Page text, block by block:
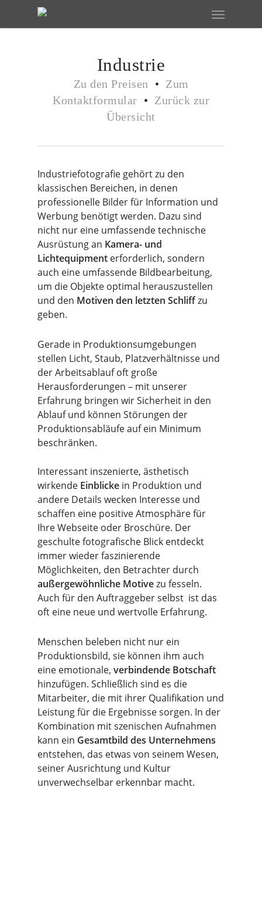
Menu
Industrie
Zu den Preisen • Zum
Kontaktformular • Zurück zur
Übersicht
Industriefotografie gehört zu den
klassischen Bereichen, in denen
professionelle Bilder für Information und
Werbung benötigt werden. Dazu sind
nicht nur eine umfassende technische
Ausrüstung an Kamera- und
Lichtequipment erforderlich, sondern
auch eine umfassende Bildbearbeitung,
um die Objekte optimal herauszustellen
und den Motiven den letzten Schliffzu
geben.
Gerade in Produktionsumgebungen
stellen Licht, Staub, Platzverhältnisse und
der Arbeitsablauf oft große
Herausforderungen – mit unserer
Erfahrung bringen wir Sicherheit in den
Ablauf und können Störungen der
Produktionsabläufe auf ein Minimum
beschränken.
Interessant inszenierte, ästhetisch
wirkende Einblicke in Produktion und
andere Details wecken Interesse und
schaffen eine positive Atmosphäre für
Ihre Webseite oder Broschüre. Der
geschulte fotografische Blick entdeckt
immer wieder faszinierende
Möglichkeiten, den Betrachter durch
außergewöhnliche Motivezu fesseln.
Auch für den Auftraggeber selbst ist das
oft eine neue und wertvolle Erfahrung.
Menschen beleben nicht nur ein
Produktionsbild, sie können ihm auch
eine emotionale,verbindende Botschaft
hinzufügen. Schließlich sind es die
Mitarbeiter, die mit ihrer Qualifikation und
Leistung für die Ergebnisse sorgen. In der
Kombination mit szenischen Aufnahmen
kann ein Gesamtbild des Unternehmens
entstehen, das etwas von seinem Wesen,
seiner Ausrichtung und Kultur
unverwechselbar erkennbar macht.